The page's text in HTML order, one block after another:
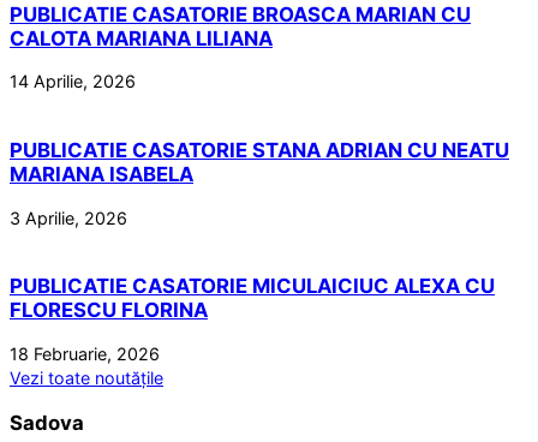
PUBLICATIE CASATORIE BROASCA MARIAN CU
CALOTA MARIANA LILIANA
14 Aprilie, 2026
PUBLICATIE CASATORIE STANA ADRIAN CU NEATU
MARIANA ISABELA
3 Aprilie, 2026
PUBLICATIE CASATORIE MICULAICIUC ALEXA CU
FLORESCU FLORINA
18 Februarie, 2026
Vezi toate noutățile
Sadova